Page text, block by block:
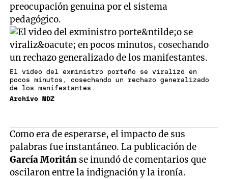
preocupación genuina por el sistema
pedagógico.
El video del exministro porteño se viralizó en
pocos minutos, cosechando un rechazo generalizado
de los manifestantes.
Archivo MDZ
Como era de esperarse, el impacto de sus
palabras fue instantáneo. La publicación de
García Moritán se inundó de comentarios que
oscilaron entre la indignación y la ironía.